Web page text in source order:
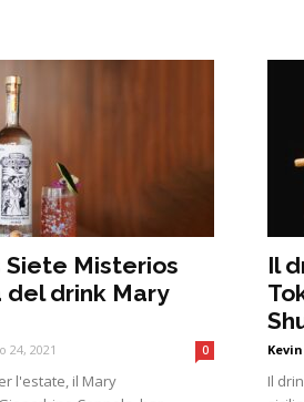
Siete Misterios
drink Mary
24, 2021 0
l'estate, il Mary
Il
Il